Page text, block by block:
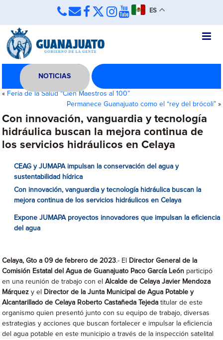
ES
NOTICIAS
« Feria de la Salud “Cien Maestros al 100”
Permanece Guanajuato como el “rey del brócoli”»
Con innovación, vanguardia y tecnología
hidráulica buscan la mejora continua de
los servicios hidráulicos en Celaya
CEAG y JUMAPA impulsan la conservación del agua y
sustentabilidad hídrica
Con innovación, vanguardia y tecnología hidráulica buscan la
mejora continua de los servicios hidráulicos en Celaya
Expone JUMAPA proyectos innovadores que impulsan la eficiencia
del agua
Celaya, Gto a 09 de febrero de 2023.- El
Director General de la
Comisión Estatal del Agua de Guanajuato Paco García León participó
en una reunión de trabajo con elAlcalde de Celaya Javier Mendoza
Márquez y el
Director de la Junta Municipal de Agua Potable y
Alcantarillado de Celaya Roberto Castañeda Tejeda titular de este
organismo quien presentó junto con su equipo de trabajo, diversas
estrategias y acciones que buscan fortalecer e impulsar la eficiencia
del agua potable en este municipio a través de la inspección satelital